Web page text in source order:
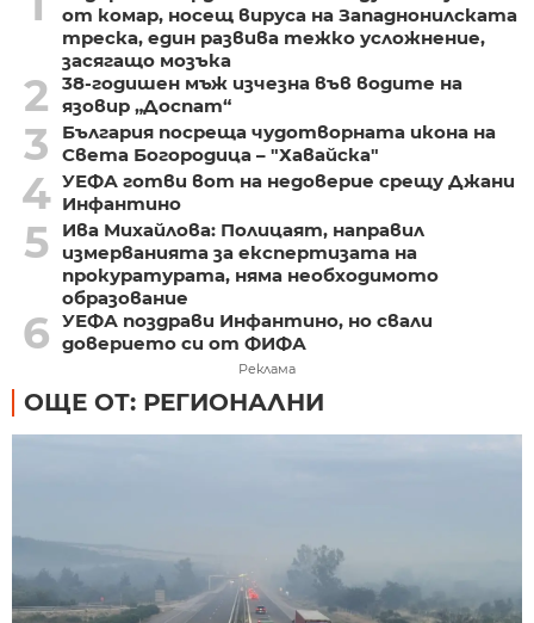
от комар, носещ вируса на Западнонилската
треска, един развива тежко усложнение,
засягащо мозъка
2
38-годишен мъж изчезна във водите на
язовир „Доспат“
3
България посреща чудотворната икона на
Света Богородица – "Хавайска"
4 УЕФА готви вот на недоверие срещу Джани
Инфантино
5
Ива Михайлова: Полицаят, направил
измерванията за експертизата на
прокуратурата, няма необходимото
образование
6 УЕФА поздрави Инфантино, но свали
доверието си от ФИФА
Реклама
ОЩЕ ОТ: РЕГИОНАЛНИ